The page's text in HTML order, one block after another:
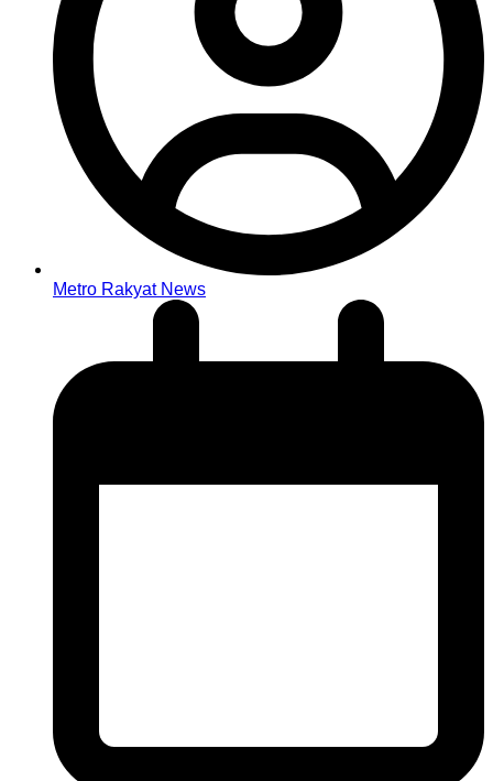
Metro Rakyat News